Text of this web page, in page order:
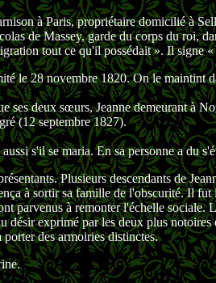
à Paris, propriétaire domicilié à
de Massey, garde du corps du roi,
tout ce qu'il possédait ». Il
le 28 novembre 1820. On le maintint
deux sœurs, Jeanne demeurant à
(12 septembre 1827).
s'il se maria. En sa personne a du
Plusieurs descendants de
à sortir sa famille de l'obscurité. Il
parvenus à remonter l'échelle sociale.
exprimé par les deux plus
des armoiries distinctes.